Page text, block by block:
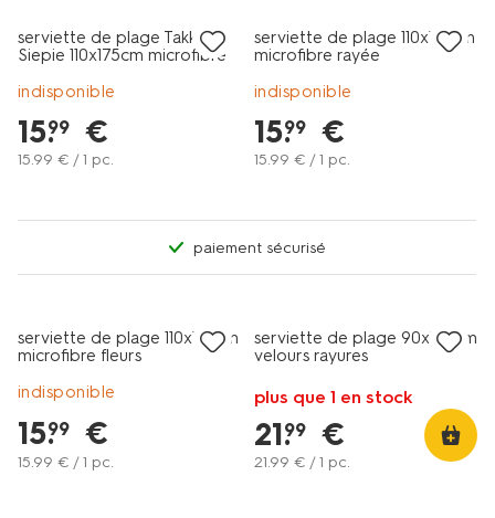
serviette de plage Takkie et
Siepie 110x175cm microfibre
indisponible
15.
99 €
15.99 € / 1 pc.
serviette de plage 110x175cm
microfibre rayée
indisponible
15.
99 €
15.99 € / 1 pc.
paiement sécurisé
serviette de plage 110x175cm
microfibre fleurs
indisponible
15.
99 €
15.99 € / 1 pc.
serviette de plage 90x180cm
velours rayures
plus que 1 en stock
21.
99 €
21.99 € / 1 pc.